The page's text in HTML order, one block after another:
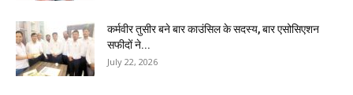
कर्मवीर तुसीर बने बार काउंसिल के सदस्य, बार एसोसिएशन
सफीदों ने...
July 22, 2026